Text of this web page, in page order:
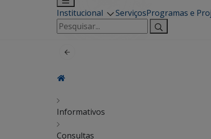
Institucional ServiçosProgramas e
Pesquisar
por:
Informativos
Consultas